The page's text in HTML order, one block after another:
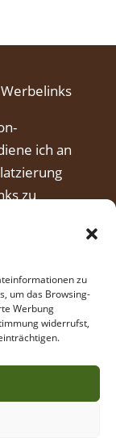
zu
um das Browsing-
Werbung
widerrufst,
ich an
zu